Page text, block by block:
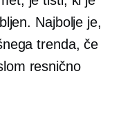
Najbolje je,
trenda, če
resnično